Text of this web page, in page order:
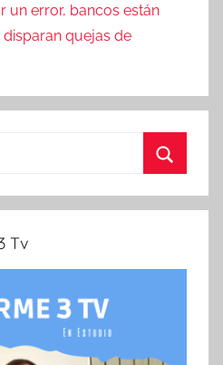
un error, bancos están
quejas de
Tv